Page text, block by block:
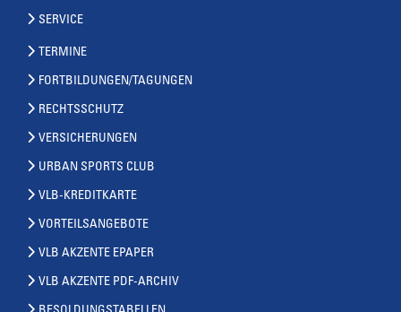
SERVICE
TERMINE
FORTBILDUNGEN/TAGUNGEN
RECHTSSCHUTZ
VERSICHERUNGEN
URBAN SPORTS CLUB
VLB-KREDITKARTE
VORTEILSANGEBOTE
VLB AKZENTE EPAPER
VLB AKZENTE PDF-ARCHIV